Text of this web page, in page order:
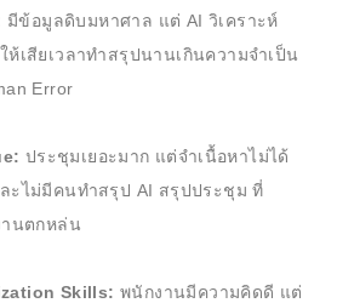
มีข้อมูลดิบมหาศาล แต่ AI วิเคราะห์
ห้เสียเวลาทำสรุปนานเกินความจำเป็น
Error
ประชุมเยอะมาก แต่จำเนื้อหาไม่ได้
ะไม่มีคนทำสรุป AI สรุปประชุม ที่
านตกหล่น
Skills: พนักงานมีความคิดดี แต่